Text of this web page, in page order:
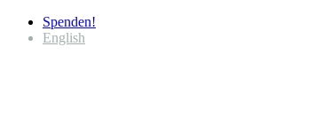
Spenden!
English